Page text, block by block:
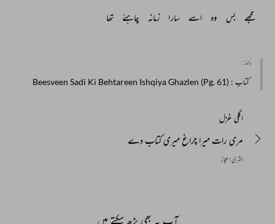
مجھے
بس وہ اسے سارا زمانہ چاہئے تھا
مأخذ :
کتاب : Beesveen Sadi Ki Behtareen Ishqiya Ghazlen (Pg. 61)
اگلی غزل
مری رات میرا چراغ میری کتاب دے
بشریٰ اعجاز
آپ یہ بھی پڑھ سکتے ہیں